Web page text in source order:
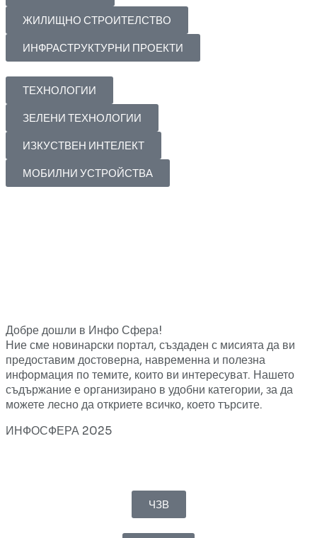
ЖИЛИЩНО СТРОИТЕЛСТВО
ИНФРАСТРУКТУРНИ ПРОЕКТИ
ТЕХНОЛОГИИ
ЗЕЛЕНИ ТЕХНОЛОГИИ
ИЗКУСТВЕН ИНТЕЛЕКТ
МОБИЛНИ УСТРОЙСТВА
Добре дошли в Инфо Сфера!
Ние сме новинарски портал, създаден с мисията да ви
предоставим достоверна, навременна и полезна
информация по темите, които ви интересуват. Нашето
съдържание е организирано в удобни категории, за да
можете лесно да откриете всичко, което търсите.
ИНФОСФЕРА 2025
ЧЗВ